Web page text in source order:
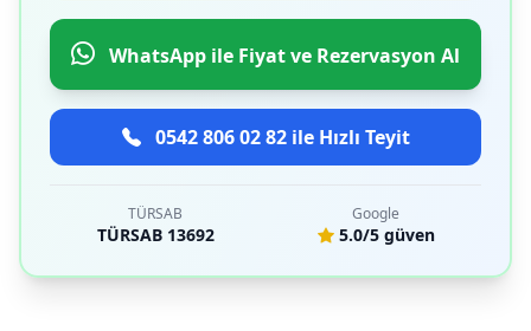
WhatsApp ile Fiyat ve Rezervasyon Al
0542 806 02 82 ile Hızlı Teyit
TÜRSAB
TÜRSAB 13692
Google
5.0/5 güven